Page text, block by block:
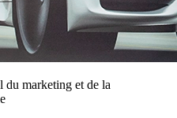
marketing et de la